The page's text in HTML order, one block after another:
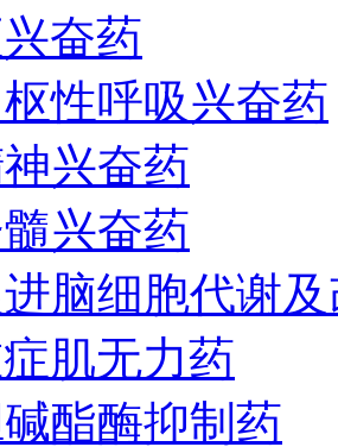
奋药
性呼吸兴奋药
兴奋药
兴奋药
脑细胞代谢
肌无力药
酯酶抑制药